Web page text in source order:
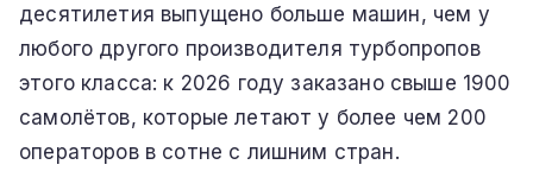
десятилетия выпущено больше машин, чем у
любого другого производителя турбопропов
этого класса: к 2026 году заказано свыше 1900
самолётов, которые летают у более чем 200
операторов в сотне с лишним стран.